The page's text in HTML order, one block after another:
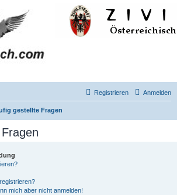
Anmelden
Registrieren
gestellte Fragen
mich aber nicht anmelden!